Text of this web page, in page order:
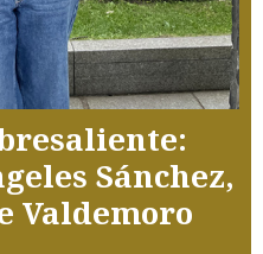
Sánchez,
Valdemoro